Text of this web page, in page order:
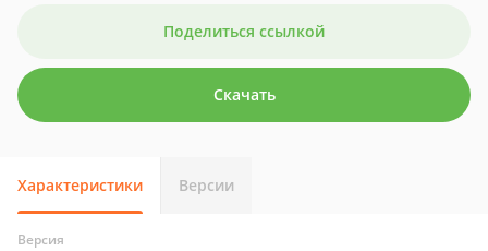
Поделиться ссылкой
Скачать
Характеристики Версии
Версия